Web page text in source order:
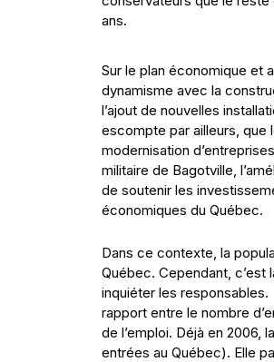
ans.
Sur le plan économique et
dynamisme avec la
l’ajout de nouvelles
escompte par ailleurs, que
modernisation
militaire de Bagotville,
de soutenir les
économiques du Québec.
Dans ce contexte, la
Québec. Cependant, c’est
inquiéter les
rapport entre le nombre
de l’emploi. Déjà en 2006,
entrées au Québec). Elle